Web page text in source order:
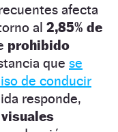
afecta
al 2,85% de
prohibido
que se
de conducir
responde,